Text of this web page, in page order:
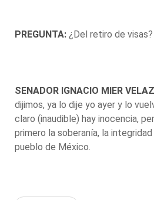
PREGUNTA: ¿Del retiro de visas?
SENADOR IGNACIO MIER
dijimos, ya lo dije yo ayer y lo
claro (inaudible) hay inocencia,
primero la soberanía, la
pueblo de México.